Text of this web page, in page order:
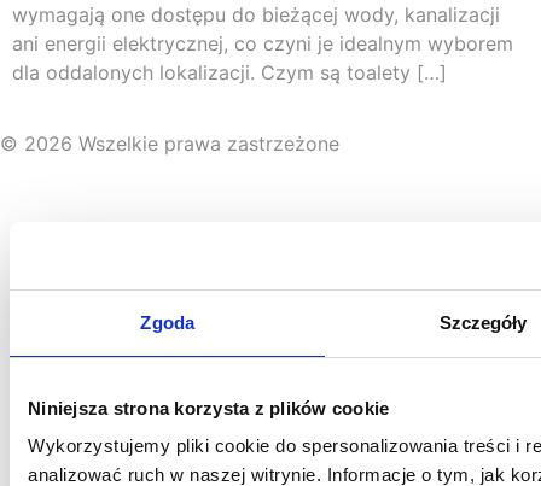
Zgoda Szczegóły
Niniejsza strona korzysta z plików cookie
Wykorzystujemy pliki cookie do spersonalizowania treści i
analizować ruch w naszej witrynie. Informacje o tym, jak
wymagają one dostępu do bieżącej wody, kanalizacji
ani energii elektrycznej, co czyni je idealnym wyborem
dla oddalonych lokalizacji. Czym są toalety […]
© 2026 Wszelkie prawa zastrzeżone